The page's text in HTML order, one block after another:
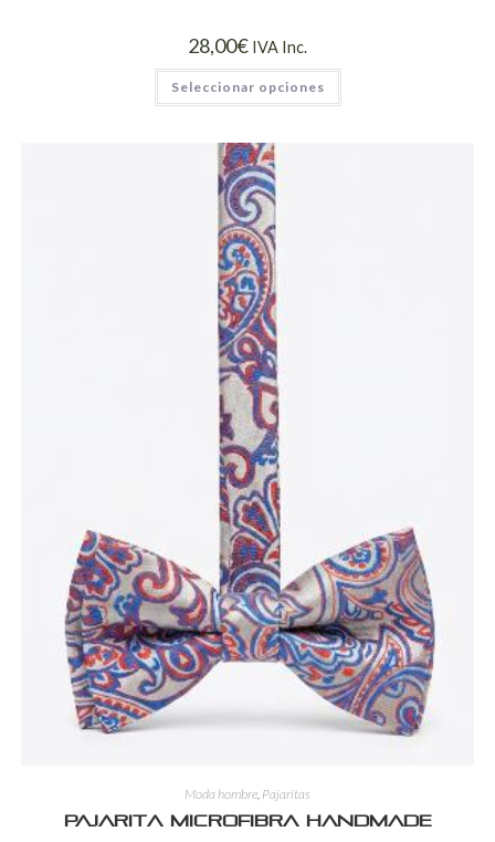
28,00€ IVA Inc.
Seleccionar opciones
Moda hombre, Pajaritas
Pajarita Microfibra Handmade